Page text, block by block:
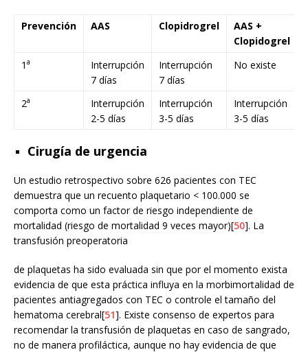
Prevención AAS Clopidrogrel
AAS +
Clopidogrel
1 a
Interrupción
7 días
Interrupción
7 días
No existe
2a
Interrupción
2-5 días
Interrupción
3-5 días
Interrupción
3-5 días
Cirugía de urgencia
Un estudio retrospectivo sobre 626 pacientes con TEC
demuestra que un recuento plaquetario < 100.000 se
comporta como un factor de riesgo independiente de
mortalidad (riesgo de mortalidad 9 veces mayor)[50]. La
transfusión preoperatoria
de plaquetas ha sido evaluada sin que por el momento exista
evidencia de que esta práctica influya en la morbimortalidad de
pacientes antiagregados con TEC o controle el tamaño del
hematoma cerebral[51]. Existe consenso de expertos para
recomendar la transfusión de plaquetas en caso de sangrado,
no de manera profiláctica, aunque no hay evidencia de que